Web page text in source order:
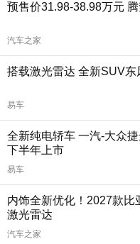
预售价31.98-38.98万元
汽车之家
搭载激光雷达 全新SUV
易车
全新纯电轿车 一汽-大众
下半年上市
易车
内饰全新优化！2027款比
激光雷达
汽车之家